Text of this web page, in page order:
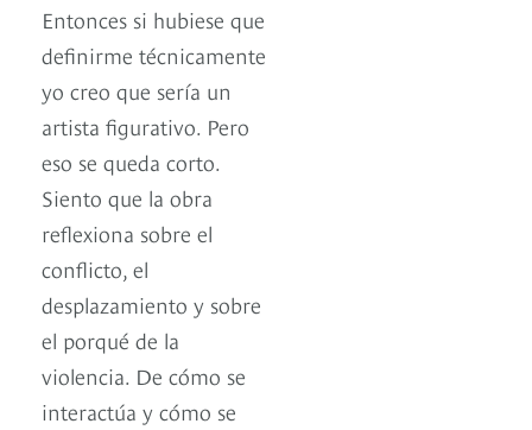
Entonces si hubiese que
definirme técnicamente
yo creo que sería un
artista figurativo. Pero
eso se queda corto.
Siento que la obra
reflexiona sobre el
conflicto, el
desplazamiento y sobre
el porqué de la
violencia. De cómo se
interactúa y cómo se